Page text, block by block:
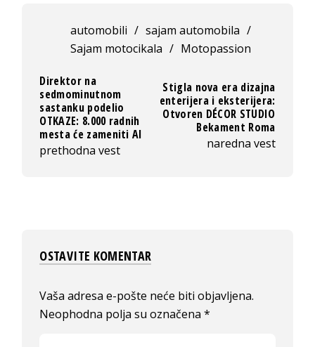
automobili / sajam automobila /
Sajam motocikala / Motopassion
Direktor na
sedmominutnom
sastanku podelio
OTKAZE: 8.000 radnih
mesta će zameniti AI
prethodna vest
Stigla nova era dizajna
enterijera i eksterijera:
Otvoren DÉCOR STUDIO
Bekament Roma
naredna vest
OSTAVITE KOMENTAR
Vaša adresa e-pošte neće biti objavljena.
Neophodna polja su označena*